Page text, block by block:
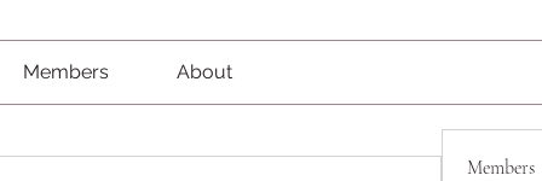
Members About
Members